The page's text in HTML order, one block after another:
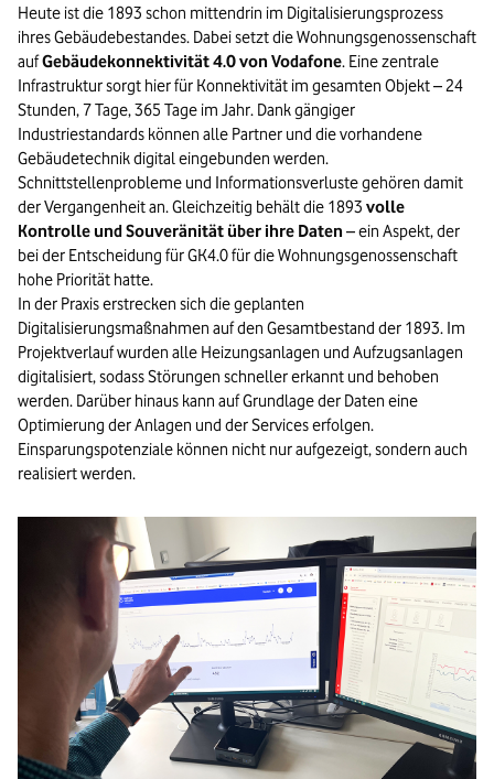
Heute ist die 1893 schon mittendrin im Digitalisierungsprozess
ihres Gebäudebestandes. Dabei setzt die Wohnungsgenossenschaft
aufGebäudekonnektivität 4.0 von Vodafone. Eine zentrale
Infrastruktur sorgt hier für Konnektivität im gesamten Objekt – 24
Stunden, 7 Tage, 365 Tage im Jahr. Dank gängiger
Industriestandards können alle Partner und die vorhandene
Gebäudetechnik digital eingebunden werden.
Schnittstellenprobleme und Informationsverluste gehören damit
der Vergangenheit an. Gleichzeitig behält die 1893 volle
Kontrolle und Souveränität über ihre Daten – ein Aspekt, der
bei der Entscheidung für GK4.0 für die Wohnungsgenossenschaft
hohe Priorität hatte.
In der Praxis erstrecken sich die geplanten
Digitalisierungsmaßnahmen auf den Gesamtbestand der 1893. Im
Projektverlauf wurden alle Heizungsanlagen und Aufzugsanlagen
digitalisiert, sodass Störungen schneller erkannt und behoben
werden. Darüber hinaus kann auf Grundlage der Daten eine
Optimierung der Anlagen und der Services erfolgen.
Einsparungspotenziale können nicht nur aufgezeigt, sondern auch
realisiert werden.
Bild vergrößern: